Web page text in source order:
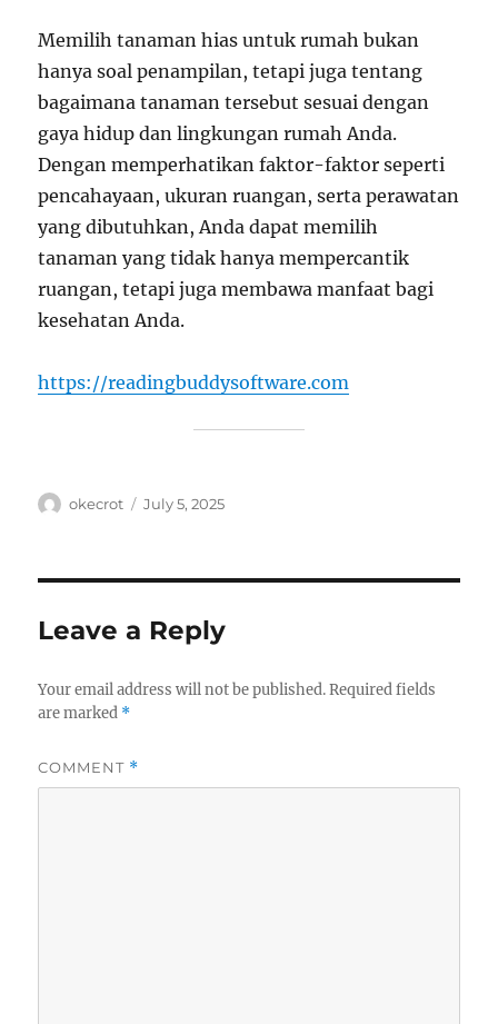
Memilih tanaman hias untuk rumah bukan
hanya soal penampilan, tetapi juga tentang
bagaimana tanaman tersebut sesuai dengan
gaya hidup dan lingkungan rumah Anda.
Dengan memperhatikan faktor-faktor seperti
pencahayaan, ukuran ruangan, serta perawatan
yang dibutuhkan, Anda dapat memilih
tanaman yang tidak hanya mempercantik
ruangan, tetapi juga membawa manfaat bagi
kesehatan Anda.
https://readingbuddysoftware.com
Author
okecrot
Posted
July 5, 2025
Leave a Reply
Your email address will not be published. Required fields
are marked *
COMMENT *